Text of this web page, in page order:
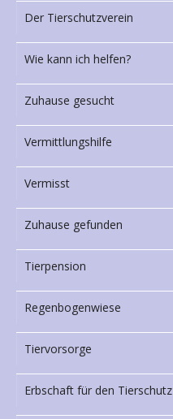
Der Tierschutzverein
Wie kann ich helfen?
Zuhause gesucht
Vermittlungshilfe
Vermisst
Zuhause gefunden
Tierpension
Regenbogenwiese
Tiervorsorge
Erbschaft für den Tierschutz